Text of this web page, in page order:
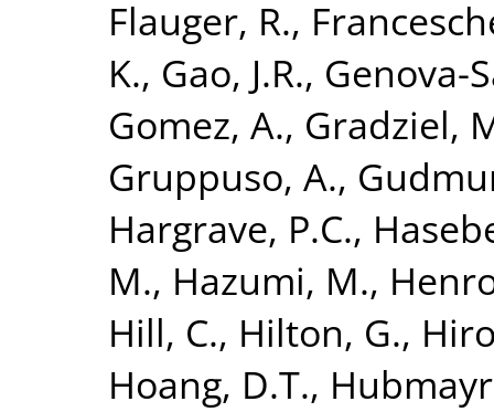
Flauger, R.,
K., Gao, J.R., Genova-
Gomez, A., Gradziel,
Gruppuso, A.,
Hargrave, P.C.,
M., Hazumi, M.,
Hill, C., Hilton, G.,
Hoang, D.T.,